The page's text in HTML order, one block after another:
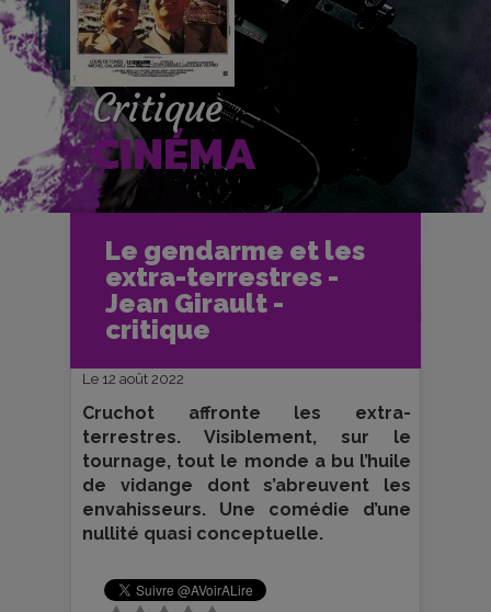
Critique
CINÉMA
Le gendarme et les
extra-terrestres -
Jean Girault -
critique
Cinéma
Critiques et fiches films
Le gendarme et les extra-terrestres -
Jean Girault - critique
Le 12 août 2022
Cruchot affronte les extra-
terrestres. Visiblement, sur le
tournage, tout le monde a bu l’huile
de vidange dont s’abreuvent les
envahisseurs. Une comédie d’une
nullité quasi conceptuelle.